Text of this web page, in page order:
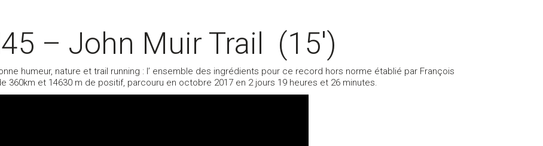
– John Muir Trail (15′)
humeur, nature et trail running : l’ ensemble des ingrédients pour ce record hors norme établié par François
360km et 14630 m de positif, parcouru en octobre 2017 en 2 jours 19 heures et 26 minutes.